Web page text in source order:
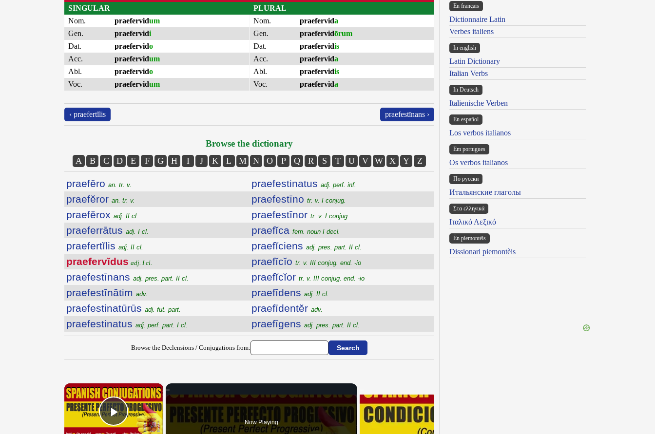
SINGULAR
Nom.
praefervidum
Gen.
praefervidi
Dat.
praefervido
Acc.
praefervidum
Abl.
praefervido
Voc.
praefervidum
PLURAL
Nom.
praefervida
Gen.
praefervidōrum
Dat.
praefervidis
Acc.
praefervida
Abl.
praefervidis
Voc.
praefervida
‹ praefertĭlis praefestīnans ›
Browse the dictionary
A B C D E F G H I J K L M N O P Q R S T U V W X Y Z
praefĕro an. tr. v.
praefĕror an. tr. v.
praefĕrox adj. II cl.
praeferrātus adj. I cl.
praefertĭlis adj. II cl.
praefervĭdus adj. I cl.
praefestīnans adj. pres. part. II cl.
praefestīnātim adv.
praefestinatūrūs adj. fut. part.
praefestinatus adj. perf. part. I cl.
praefestinatus adj. perf. inf.
praefestīno tr. v. I conjug.
praefestīnor tr. v. I conjug.
praefĭca fem. noun I decl.
praefĭciens adj. pres. part. II cl.
praefĭcĭo tr. v. III conjug. end. -io
praefĭcĭor tr. v. III conjug. end. -io
praefīdens adj. II cl.
praefīdentĕr adv.
praefīgens adj. pres. part. II cl.
Browse the Declensions / Conjugations from:
×
Play Video Now Playing
En français
Dictionnaire Latin
Verbes italiens
In english
Latin Dictionary
Italian Verbs
In Deutsch
Italienische Verben
En español
Los verbos italianos
Em portugues
Os verbos italianos
По русски
Итальянские глаголы
Στα ελληνικά
Ιταλικό Λεξικό
Ën piemontèis
Dissionari piemontèis